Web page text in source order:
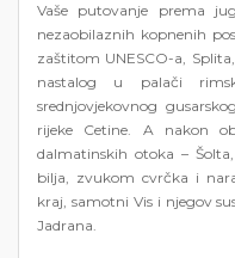
Vaše putovanje prema
nezaobilaznih kopnenih
zaštitom UNESCO-a,
nastalog u palači
srednjovjekovnog
rijeke Cetine. A nakon
dalmatinskih otoka –
bilja, zvukom cvrčka i
kraj, samotni Vis i njegov
Jadrana.